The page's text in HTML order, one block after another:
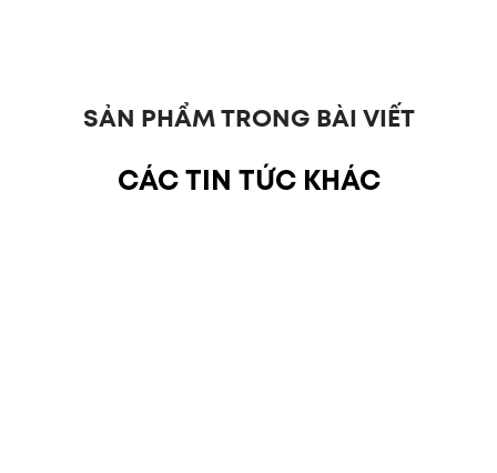
SẢN PHẨM TRONG BÀI VIẾT
CÁC TIN TỨC KHÁC